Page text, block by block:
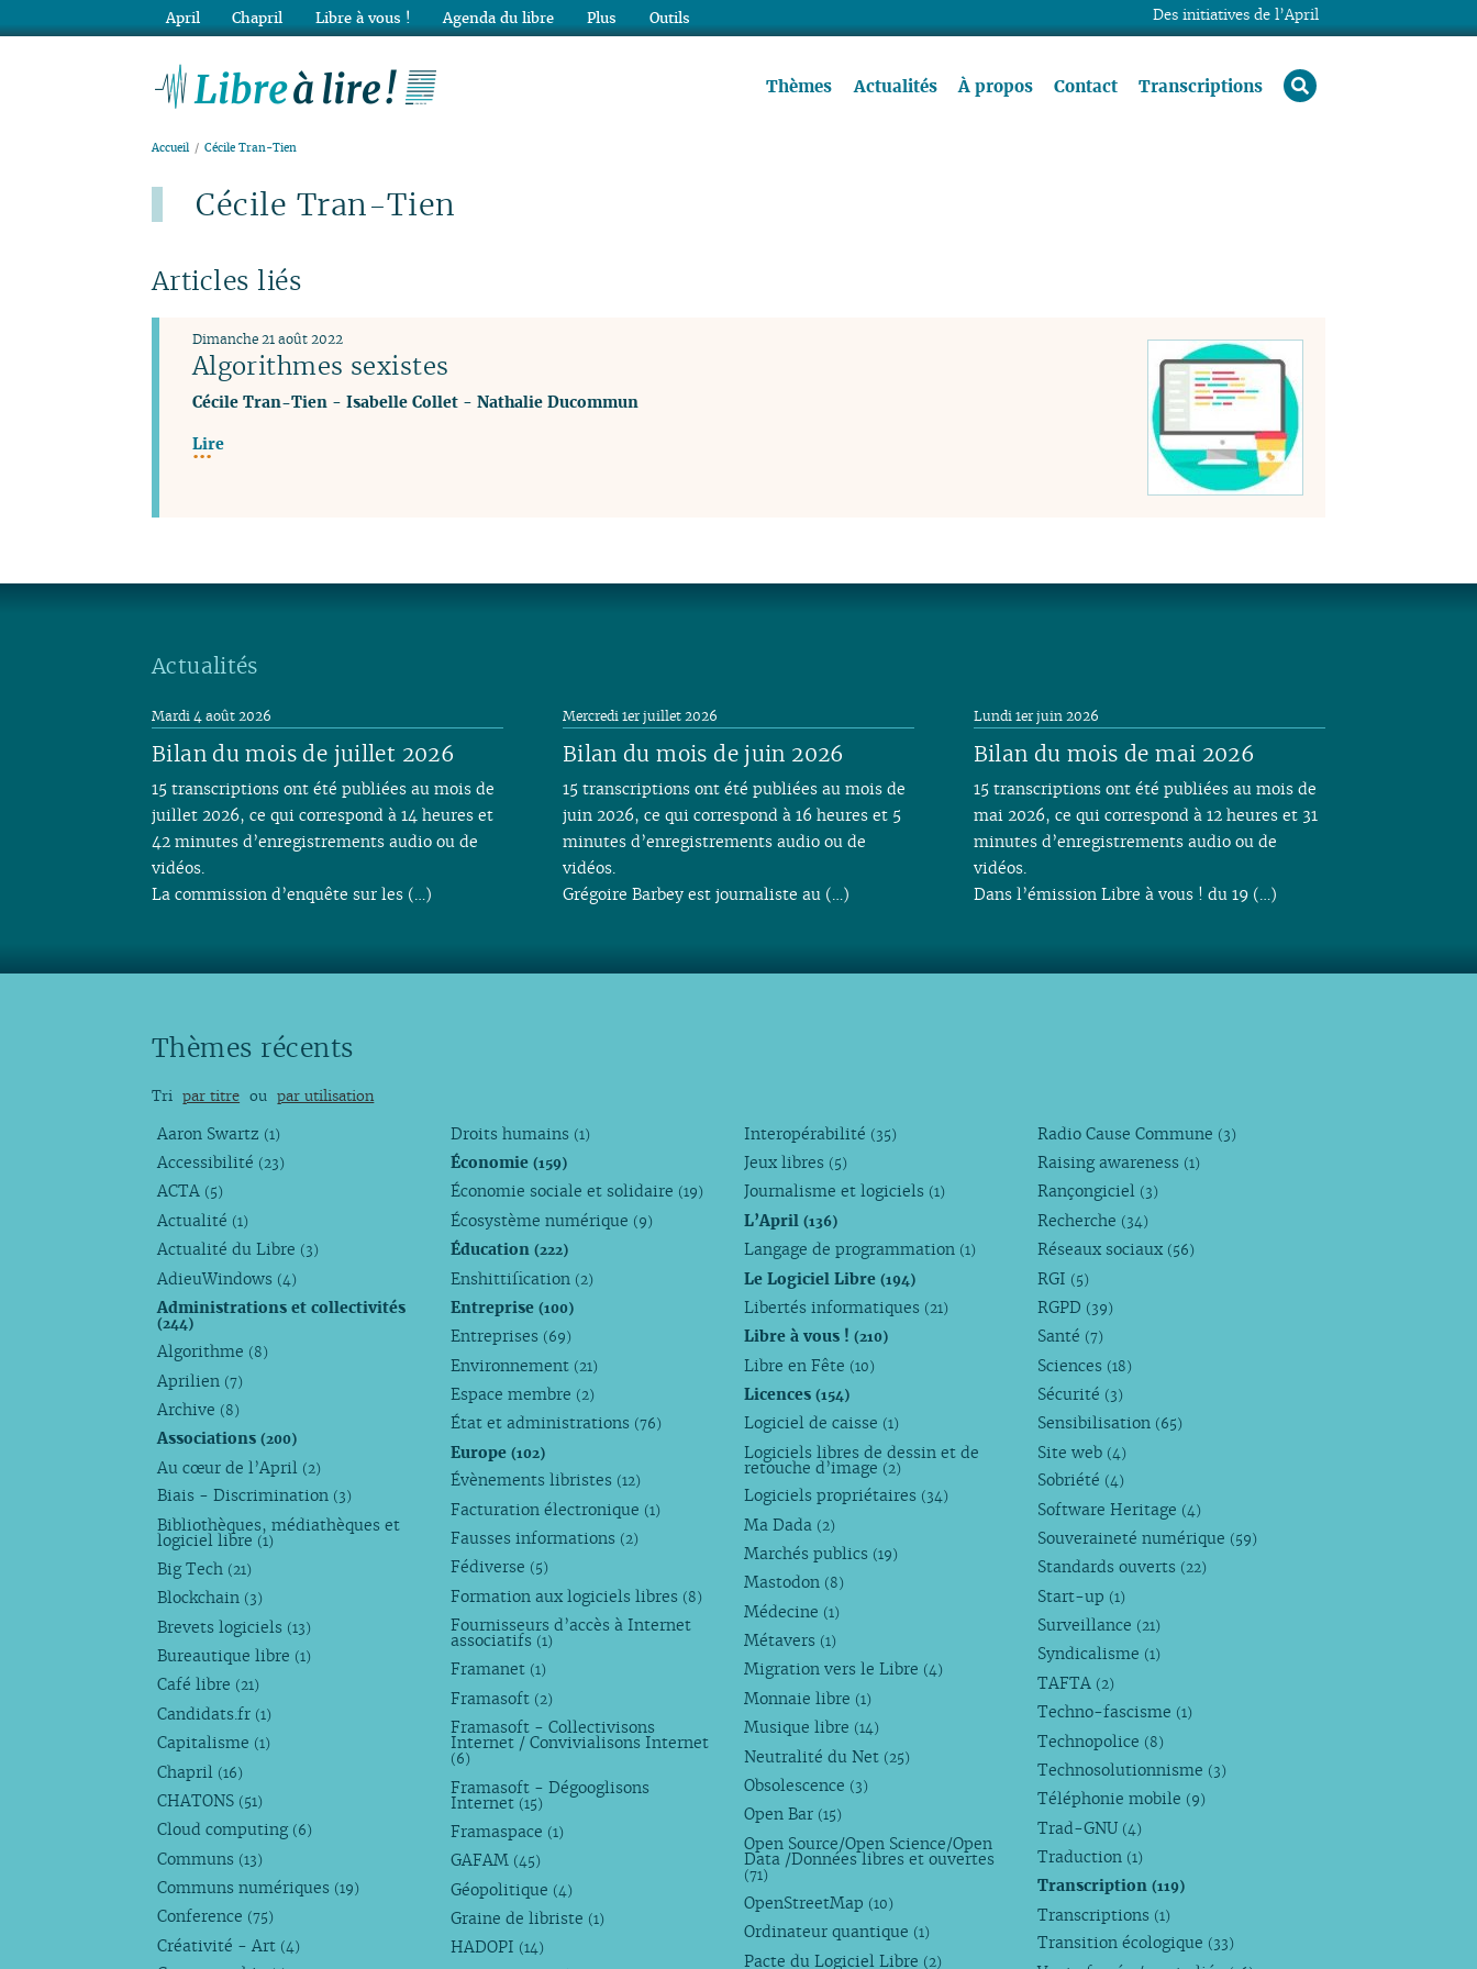
Thèmes Actualités À propos Contact Transcriptions rechercher
Accueil Cécile Tran-Tien
Cécile Tran-Tien
Articles liés
Algorithmes sexistes
Dimanche 21 août 2022
Cécile Tran-Tien- Isabelle Collet- Nathalie Ducommun
Lire
Actualités
Bilan du mois de juillet 2026
Mardi 4 août 2026
15 transcriptions ont été publiées au mois de
juillet 2026, ce qui correspond à 14 heures et
42 minutes d’enregistrements audio ou de
vidéos.
La commission d’enquête sur les (…)
Bilan du mois de juin 2026
Mercredi 1er juillet 2026
15 transcriptions ont été publiées au mois de
juin 2026, ce qui correspond à 16 heures et 5
minutes d’enregistrements audio ou de
vidéos.
Grégoire Barbey est journaliste au (…)
Bilan du mois de mai 2026
Lundi 1er juin 2026
15 transcriptions ont été publiées au mois de
mai 2026, ce qui correspond à 12 heures et 31
minutes d’enregistrements audio ou de
vidéos.
Dans l’émission Libre à vous ! du 19 (…)
Thèmes récents
Tri par titre ou par utilisation
Aaron Swartz (1)
Accessibilité (23)
ACTA (5)
Actualité (1)
Actualité du Libre (3)
AdieuWindows (4)
Administrations et collectivités
(244)
Algorithme (8)
Aprilien (7)
Archive (8)
Associations(200)
Au cœur de l’April (2)
Biais - Discrimination (3)
Bibliothèques, médiathèques et
logiciel libre (1)
Big Tech (21)
Blockchain (3)
Brevets logiciels (13)
Bureautique libre (1)
Café libre (21)
Candidats.fr (1)
Capitalisme (1)
Chapril (16)
CHATONS (51)
Cloud computing (6)
Communs (13)
Communs numériques (19)
Conference (75)
Créativité - Art (4)
Droits humains (1)
Économie(159)
Économie sociale et solidaire (19)
Écosystème numérique (9)
Éducation(222)
Enshittification (2)
Entreprise(100)
Entreprises (69)
Environnement (21)
Espace membre (2)
État et administrations (76)
Europe(102)
Évènements libristes (12)
Facturation électronique (1)
Fausses informations (2)
Fédiverse (5)
Formation aux logiciels libres (8)
Fournisseurs d’accès à Internet
associatifs (1)
Framanet (1)
Framasoft (2)
Framasoft - Collectivisons
Internet / Convivialisons Internet
(6)
Framasoft - Dégooglisons
Internet (15)
Framaspace (1)
GAFAM (45)
Géopolitique (4)
Graine de libriste (1)
HADOPI (14)
Interopérabilité (35)
Jeux libres (5)
Journalisme et logiciels (1)
L’April(136)
Langage de programmation (1)
Le Logiciel Libre(194)
Libertés informatiques (21)
Libre à vous !(210)
Libre en Fête (10)
Licences(154)
Logiciel de caisse (1)
Logiciels libres de dessin et de
retouche d’image (2)
Logiciels propriétaires (34)
Ma Dada (2)
Marchés publics (19)
Mastodon (8)
Médecine (1)
Métavers (1)
Migration vers le Libre (4)
Monnaie libre (1)
Musique libre (14)
Neutralité du Net (25)
Obsolescence (3)
Open Bar (15)
Open Source/Open Science/Open
Data /Données libres et ouvertes
(71)
OpenStreetMap (10)
Ordinateur quantique (1)
Pacte du Logiciel Libre (2)
Radio Cause Commune (3)
Raising awareness (1)
Rançongiciel (3)
Recherche (34)
Réseaux sociaux (56)
RGI (5)
RGPD (39)
Santé (7)
Sciences (18)
Sécurité (3)
Sensibilisation (65)
Site web (4)
Sobriété (4)
Software Heritage (4)
Souveraineté numérique (59)
Standards ouverts (22)
Start-up (1)
Surveillance (21)
Syndicalisme (1)
TAFTA (2)
Techno-fascisme (1)
Technopolice (8)
Technosolutionnisme (3)
Téléphonie mobile (9)
Trad-GNU (4)
Traduction (1)
Transcription(119)
Transcriptions (1)
Transition écologique (33)
Des initiatives de l’April
April Chapril Libre à vous ! Agenda du libre Plus Outils